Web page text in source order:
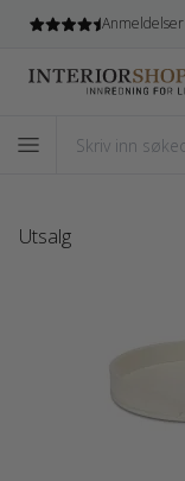
Anmeldelser
Utsalg